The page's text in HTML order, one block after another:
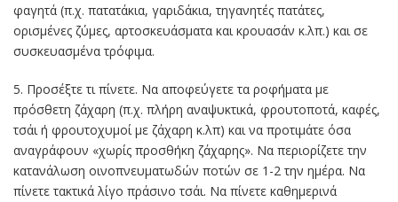
φαγητά (π.χ. πατατάκια, γαριδάκια, τηγανητές πατάτες,
ορισμένες ζύμες, αρτοσκευάσματα και κρουασάν κ.λπ.) και σε
συσκευασμένα τρόφιμα.
5. Προσέξτε τι πίνετε. Να αποφεύγετε τα ροφήματα με
πρόσθετη ζάχαρη (π.χ. πλήρη αναψυκτικά, φρουτοποτά, καφές,
τσάι ή φρουτοχυμοί με ζάχαρη κ.λπ) και να προτιμάτε όσα
αναγράφουν «χωρίς προσθήκη ζάχαρης». Να περιορίζετε την
κατανάλωση οινοπνευματωδών ποτών σε 1-2 την ημέρα. Να
πίνετε τακτικά λίγο πράσινο τσάι. Να πίνετε καθημερινά